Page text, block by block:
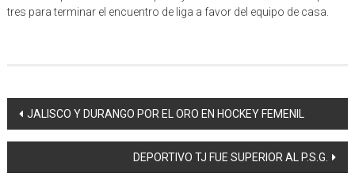
tres para terminar el encuentro de liga a favor del equipo de casa.
Navegación
de
entrada
JALISCO Y DURANGO POR EL ORO EN HOCKEY FEMENIL
DEPORTIVO TJ FUE SUPERIOR AL P.S.G.